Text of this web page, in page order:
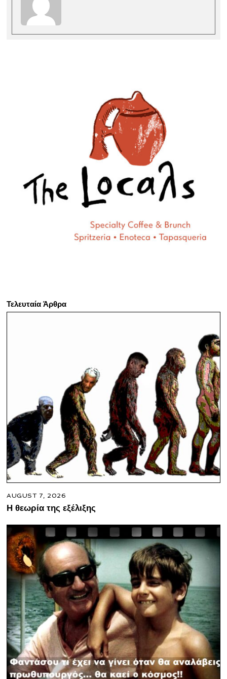
Τελευταία Άρθρα
AUGUST 7, 2026
Η θεωρία της εξέλιξης